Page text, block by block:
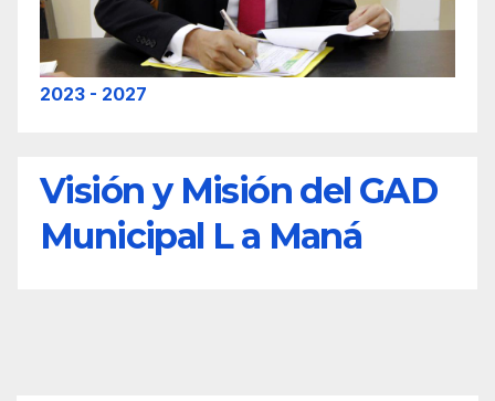
2023 - 2027
Visión y Misión del GAD
Municipal L a Maná